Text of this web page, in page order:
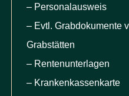
– Personalausweis
– Evtl. Grabdokumente
Grabstätten
– Rentenunterlagen
– Krankenkassenkarte